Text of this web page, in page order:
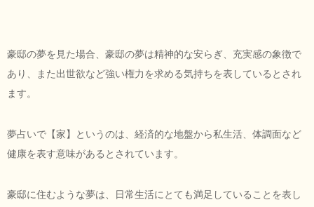
豪邸の夢を見た場合、豪邸の夢は精神的な安らぎ、充実感の象徴で
あり、また出世欲など強い権力を求める気持ちを表しているとされ
ます。
夢占いで【家】というのは、経済的な地盤から私生活、体調面など
健康を表す意味があるとされています。
豪邸に住むような夢は、日常生活にとても満足していることを表し